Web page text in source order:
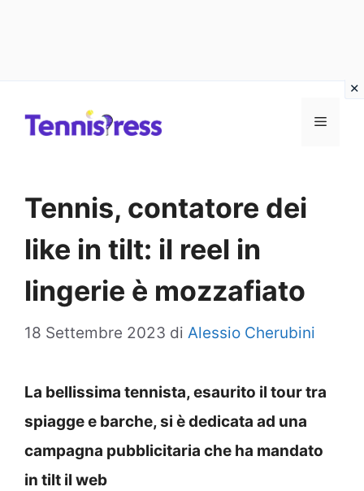
MENU
Tennis, contatore dei
like in tilt: il reel in
lingerie è mozzafiato
18 Settembre 2023 di Alessio Cherubini
La bellissima tennista, esaurito il tour tra
spiagge e barche, si è dedicata ad una
campagna pubblicitaria che ha mandato
in tilt il web